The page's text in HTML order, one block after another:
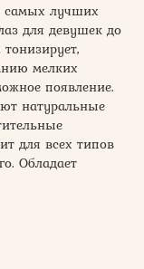
самых лучших
для девушек до
мелких
появление.
натуральные
для всех типов
Обладает